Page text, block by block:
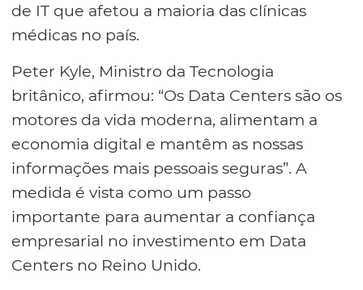
de IT que afetou a maioria das clínicas
médicas no país.
Peter Kyle, Ministro da Tecnologia
britânico, afirmou: “Os Data Centers são os
motores da vida moderna, alimentam a
economia digital e mantêm as nossas
informações mais pessoais seguras”. A
medida é vista como um passo
importante para aumentar a confiança
empresarial no investimento em Data
Centers no Reino Unido.